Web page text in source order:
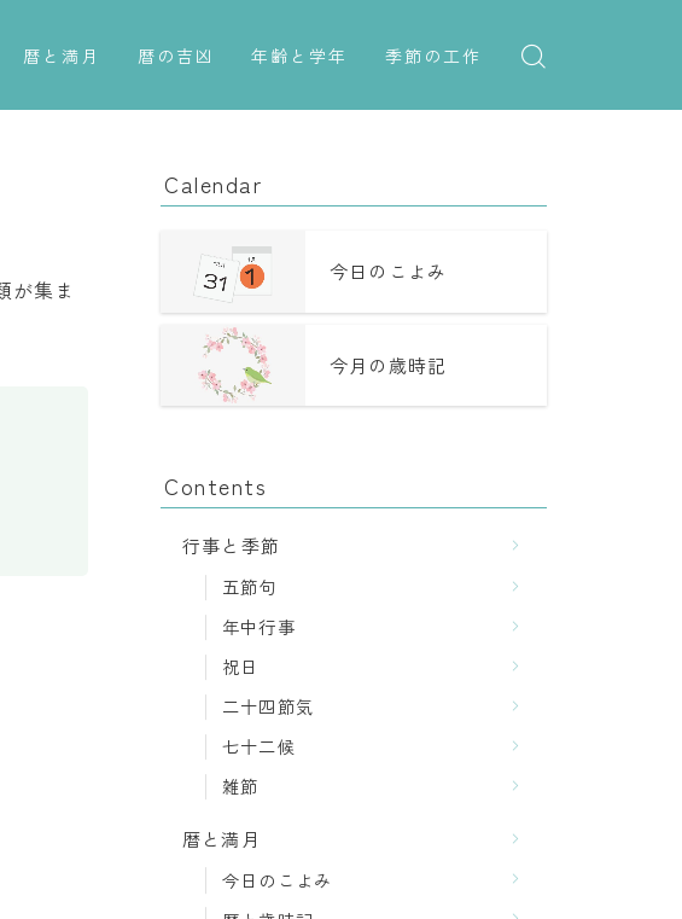
暦と満月
今日のこよみ
暦の吉凶
吉日・縁起の良い日
二十八宿
二十七宿
誕生シンボル
年齢と学年
年齢・干支
厄年
長寿のお祝い
季節の工作
紋切り遊び
が集ま
Calendar
今日のこよみ
今月の歳時記
Contents
行事と季節
五節句
年中行事
祝日
二十四節気
七十二候
雑節
暦と満月
今日のこよみ